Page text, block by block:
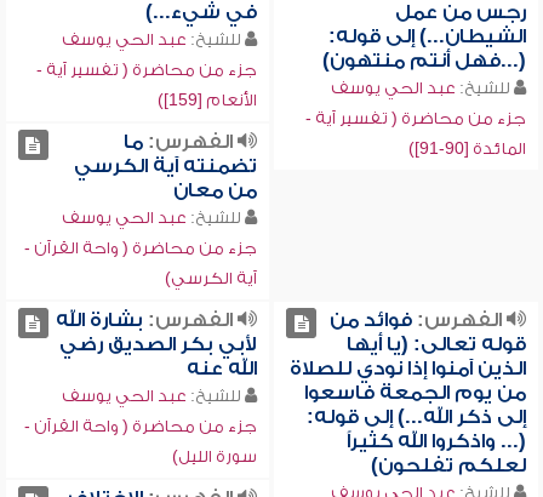
رجس من عمل
الشيطان...) إلى قوله:
(...فهل أنتم منتهون)
للشيخ: عبد الحي يوسف
جزء من محاضرة ( تفسير آية -
المائدة [90-91])
في شيء...)
للشيخ: عبد الحي يوسف
جزء من محاضرة ( تفسير آية -
الأنعام [159])
الفهرس:ما
تضمنته آية الكرسي
من معان
للشيخ: عبد الحي يوسف
جزء من محاضرة ( واحة القرآن -
آية الكرسي)
الفهرس:فوائد من
قوله تعالى: (يا أيها
الذين آمنوا إذا نودي للصلاة
من يوم الجمعة فاسعوا
إلى ذكر الله...) إلى قوله:
(... واذكروا الله كثيراً
لعلكم تفلحون)
للشيخ: عبد الحي يوسف
الفهرس: بشارة الله
لأبي بكر الصديق رضي
الله عنه
للشيخ: عبد الحي يوسف
جزء من محاضرة ( واحة القرآن -
سورة الليل)